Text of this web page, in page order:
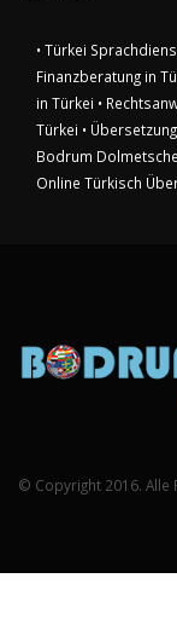
• Türkei
Finanzberatung in
in Türkei •
Türkei •
Bodrum
Online Türkisch
© Copyright 2016. Alle